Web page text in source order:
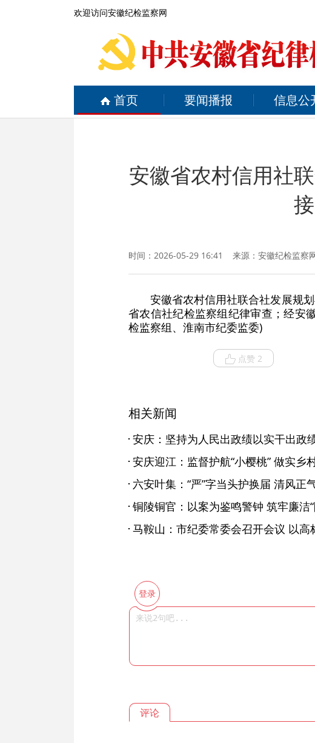
欢迎访问安徽纪检监察网
首页 要闻播报 信息公
安徽省农村信用社
时间：2026-05-29 16:41 来源： 安徽纪检监察
安徽省农村信用社联合社发展规
省农信社纪检监察组纪律审查；经安
检监察组、淮南市纪委监委)
点赞 2
相关新闻
安庆迎江：监督护航“小樱桃” 做实乡
六安叶集：“严”字当头护换届 清风正
铜陵铜官：以案为鉴鸣警钟 筑牢廉洁
登录
评论